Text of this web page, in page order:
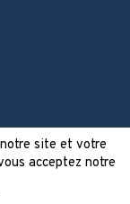
site et votre
acceptez notre